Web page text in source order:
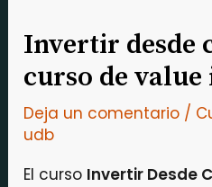
Invertir desde
curso de
Deja un comentario /
udb
El curso Invertir Desde